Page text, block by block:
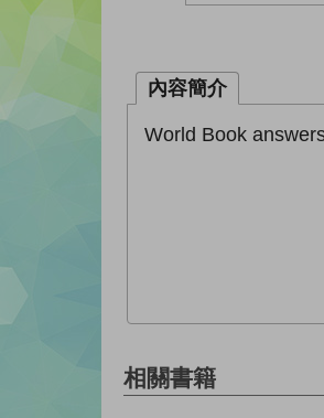
內容簡介
World Book
相關書籍